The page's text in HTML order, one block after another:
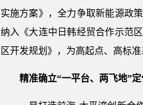
实施方案》，全力争取新能源政
纳入《大连中日韩经贸合作示范
区开发规划》，为高起点、高标
精准确立“一平台、两飞地”